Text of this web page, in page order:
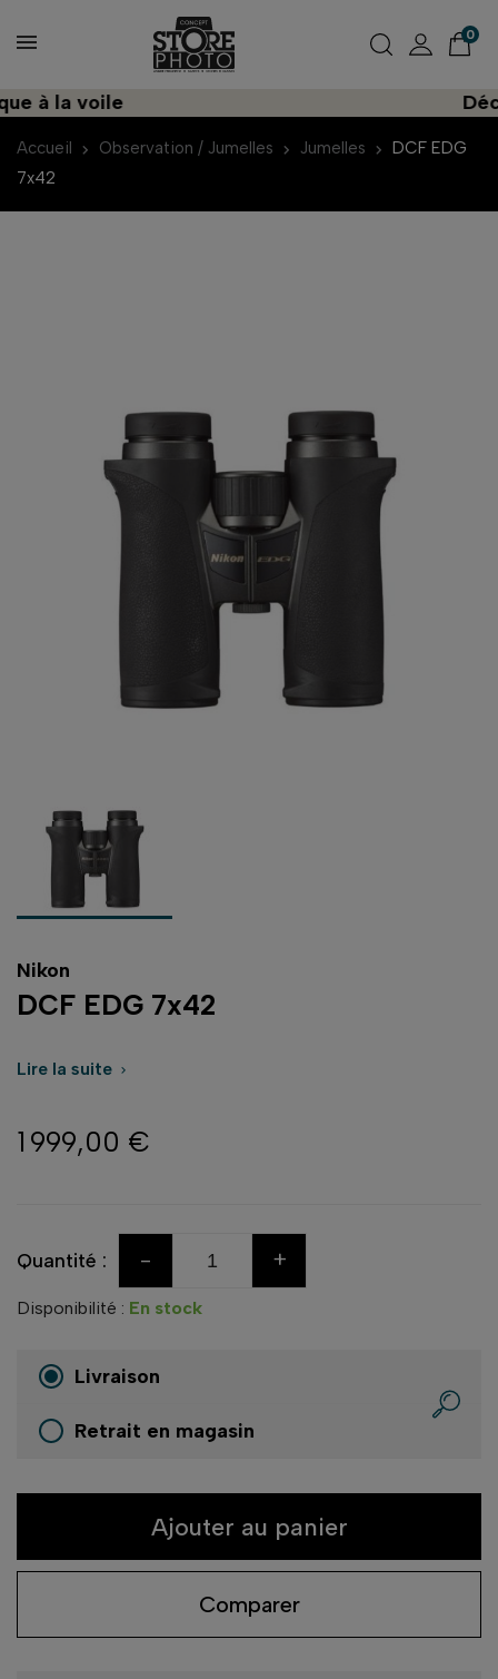
0
à la voile
Accueil Observation / Jumelles Jumelles
DCF EDG
7x42
Nikon
DCF EDG 7x42
Lire la suite 
1 999,00 €
Quantité : - +
Disponibilité : En stock
Livraison
Retrait en magasin
Ajouter au panier
Comparer